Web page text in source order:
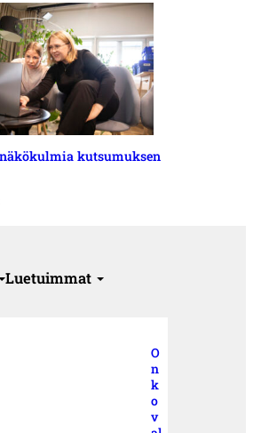
kutsumuksen
Luetuimmat
O
n
k
o
v